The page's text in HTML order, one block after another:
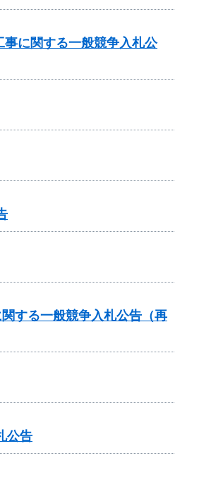
に関する一般競争入札公
する一般競争入札公告（再
公告